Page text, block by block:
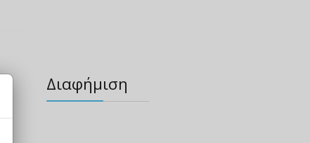
Διαφήμιση